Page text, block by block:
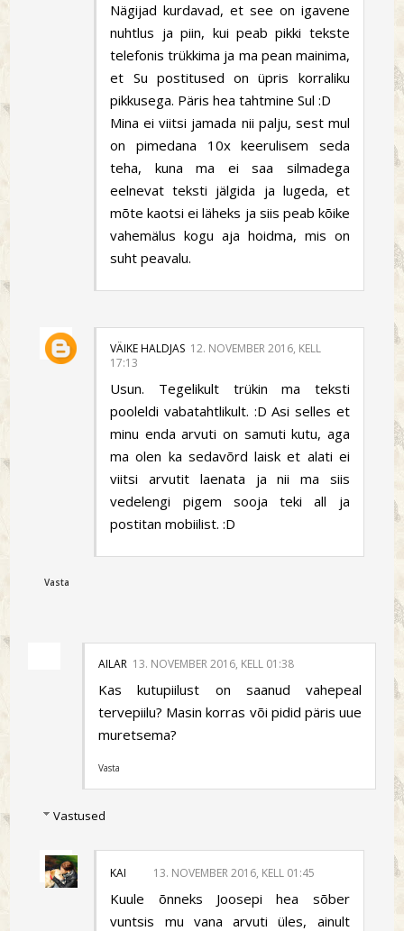
Nägijad kurdavad, et see on igavene
nuhtlus ja piin, kui peab pikki tekste
telefonis trükkima ja ma pean mainima,
et Su postitused on üpris korraliku
pikkusega. Päris hea tahtmine Sul :D
Mina ei viitsi jamada nii palju, sest mul
on pimedana 10x keerulisem seda
teha, kuna ma ei saa silmadega
eelnevat teksti jälgida ja lugeda, et
mõte kaotsi ei läheks ja siis peab kõike
vahemälus kogu aja hoidma, mis on
suht peavalu.
VÄIKE HALDJAS 12. NOVEMBER 2016, KELL
17:13
Usun. Tegelikult trükin ma teksti
pooleldi vabatahtlikult. :D Asi selles et
minu enda arvuti on samuti kutu, aga
ma olen ka sedavõrd laisk et alati ei
viitsi arvutit laenata ja nii ma siis
vedelengi pigem sooja teki all ja
postitan mobiilist. :D
Vasta
AILAR 13. NOVEMBER 2016, KELL 01:38
Kas kutupiilust on saanud vahepeal
tervepiilu? Masin korras või pidid päris uue
muretsema?
Vasta
Vastused
KAI 13. NOVEMBER 2016, KELL 01:45
Kuule õnneks Joosepi hea sõber
vuntsis mu vana arvuti üles, ainult